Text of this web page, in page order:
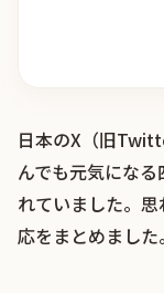
日本のX（旧
んでも元気にな
れていました。
応をまとめました。